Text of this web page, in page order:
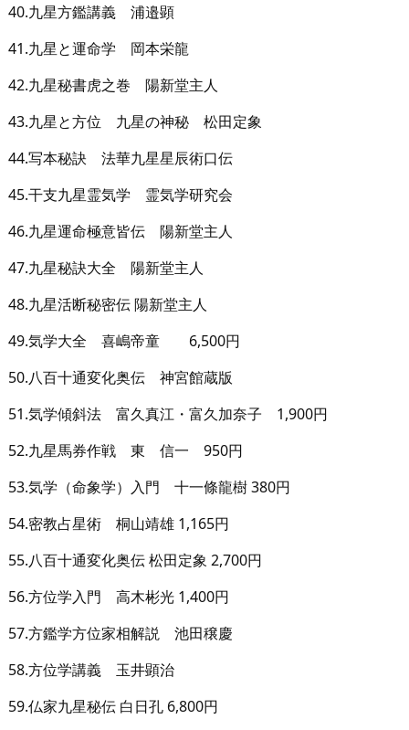
40.九星方鑑講義 浦邉顕
41.九星と運命学 岡本栄龍
42.九星秘書虎之巻 陽新堂主人
43.九星と方位 九星の神秘 松田定象
44.写本秘訣 法華九星星辰術口伝
45.干支九星霊気学 霊気学研究会
46.九星運命極意皆伝 陽新堂主人
47.九星秘訣大全 陽新堂主人
48.九星活断秘密伝 陽新堂主人
49.気学大全 喜嶋帝童 6,500円
50.八百十通変化奥伝 神宮館蔵版
51.気学傾斜法 富久真江・富久加奈子 1,900円
52.九星馬券作戦 東 信一 950円
53.気学（命象学）入門 十一條龍樹 380円
54.密教占星術 桐山靖雄 1,165円
55.八百十通変化奥伝 松田定象 2,700円
56.方位学入門 高木彬光 1,400円
57.方鑑学方位家相解説 池田穣慶
58.方位学講義 玉井顕治
59.仏家九星秘伝 白日孔 6,800円